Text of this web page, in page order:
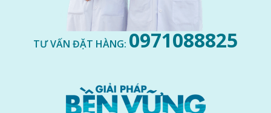
TƯ VẤN ĐẶT HÀNG: 0971088825
GỬI ĐI